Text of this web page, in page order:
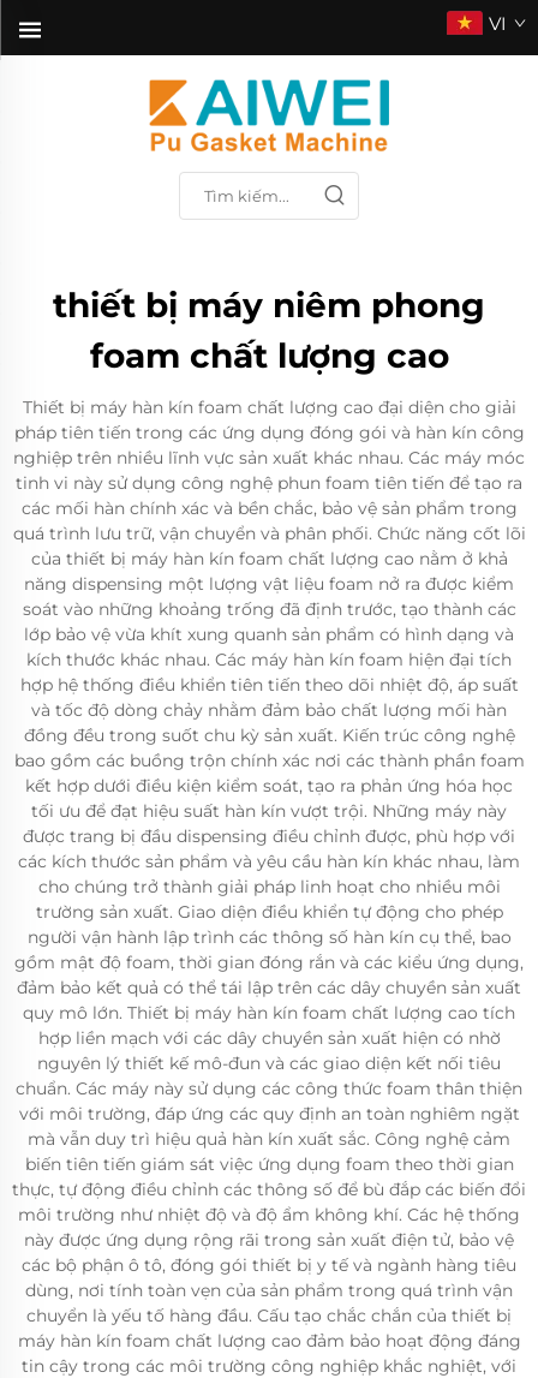
VI
thiết bị máy niêm phong
foam chất lượng cao
Thiết bị máy hàn kín foam chất lượng cao đại diện cho giải
pháp tiên tiến trong các ứng dụng đóng gói và hàn kín công
nghiệp trên nhiều lĩnh vực sản xuất khác nhau. Các máy móc
tinh vi này sử dụng công nghệ phun foam tiên tiến để tạo ra
các mối hàn chính xác và bền chắc, bảo vệ sản phẩm trong
quá trình lưu trữ, vận chuyển và phân phối. Chức năng cốt lõi
của thiết bị máy hàn kín foam chất lượng cao nằm ở khả
năng dispensing một lượng vật liệu foam nở ra được kiểm
soát vào những khoảng trống đã định trước, tạo thành các
lớp bảo vệ vừa khít xung quanh sản phẩm có hình dạng và
kích thước khác nhau. Các máy hàn kín foam hiện đại tích
hợp hệ thống điều khiển tiên tiến theo dõi nhiệt độ, áp suất
và tốc độ dòng chảy nhằm đảm bảo chất lượng mối hàn
đồng đều trong suốt chu kỳ sản xuất. Kiến trúc công nghệ
bao gồm các buồng trộn chính xác nơi các thành phần foam
kết hợp dưới điều kiện kiểm soát, tạo ra phản ứng hóa học
tối ưu để đạt hiệu suất hàn kín vượt trội. Những máy này
được trang bị đầu dispensing điều chỉnh được, phù hợp với
các kích thước sản phẩm và yêu cầu hàn kín khác nhau, làm
cho chúng trở thành giải pháp linh hoạt cho nhiều môi
trường sản xuất. Giao diện điều khiển tự động cho phép
người vận hành lập trình các thông số hàn kín cụ thể, bao
gồm mật độ foam, thời gian đóng rắn và các kiểu ứng dụng,
đảm bảo kết quả có thể tái lập trên các dây chuyền sản xuất
quy mô lớn. Thiết bị máy hàn kín foam chất lượng cao tích
hợp liền mạch với các dây chuyền sản xuất hiện có nhờ
nguyên lý thiết kế mô-đun và các giao diện kết nối tiêu
chuẩn. Các máy này sử dụng các công thức foam thân thiện
với môi trường, đáp ứng các quy định an toàn nghiêm ngặt
mà vẫn duy trì hiệu quả hàn kín xuất sắc. Công nghệ cảm
biến tiên tiến giám sát việc ứng dụng foam theo thời gian
thực, tự động điều chỉnh các thông số để bù đắp các biến đổi
môi trường như nhiệt độ và độ ẩm không khí. Các hệ thống
này được ứng dụng rộng rãi trong sản xuất điện tử, bảo vệ
các bộ phận ô tô, đóng gói thiết bị y tế và ngành hàng tiêu
dùng, nơi tính toàn vẹn của sản phẩm trong quá trình vận
chuyển là yếu tố hàng đầu. Cấu tạo chắc chắn của thiết bị
máy hàn kín foam chất lượng cao đảm bảo hoạt động đáng
tin cậy trong các môi trường công nghiệp khắc nghiệt, với